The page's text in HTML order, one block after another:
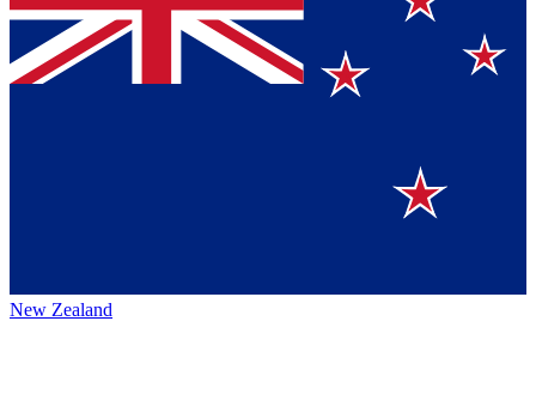
New Zealand